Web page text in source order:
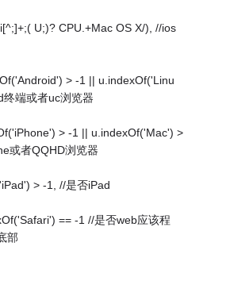
U;)? CPU.+Mac OS X/), //ios
> -1 || u.indexOf('Linu
端或者uc浏览器
> -1 || u.indexOf('Mac') >
或者QQHD浏览器
> -1, //是否iPad
== -1 //是否web应该程
部